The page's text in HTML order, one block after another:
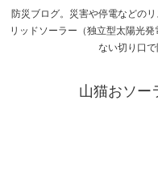
防災ブログ。災害や停電などの
リッドソーラー（独立型太陽光
ない切り口で
山猫おソー